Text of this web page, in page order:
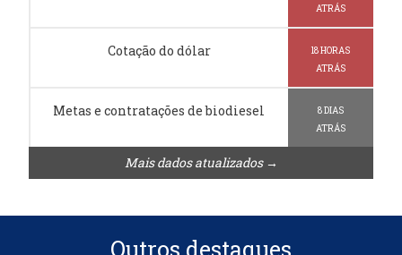
ATRÁS
Cotação do dólar
18 HORAS
ATRÁS
Metas e contratações de biodiesel
8 DIAS
ATRÁS
Mais dados atualizados →
Outros destaques